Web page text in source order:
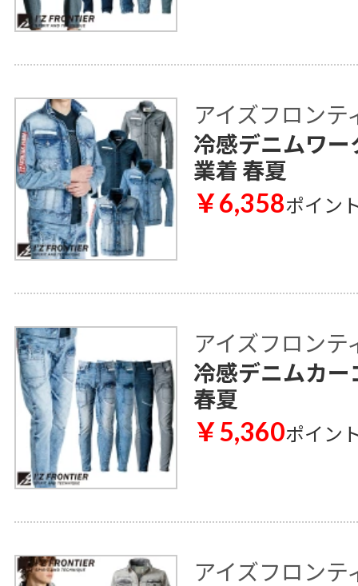
アイズフロンテ
冷感デニムワー
業着 春夏
￥6,358ポイン
アイズフロンテ
冷感デニムカ
春夏
￥5,360ポイン
アイズフロンテ